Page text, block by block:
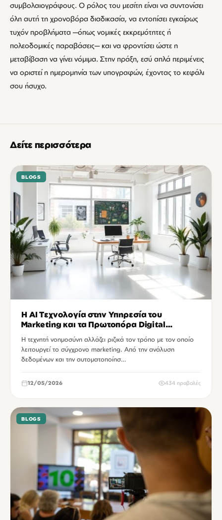
συμβολαιογράφους. Ο ρόλος του μεσίτη είναι να συντονίσει
όλη αυτή τη χρονοβόρα διαδικασία, να εντοπίσει εγκαίρως
τυχόν προβλήματα —όπως νομικές εκκρεμότητες ή
πολεοδομικές παραβάσεις— και να φροντίσει ώστε η
μεταβίβαση να γίνει νόμιμα. Στην πράξη, εσύ απλά περιμένεις
να οριστεί η ημερομηνία των υπογραφών, έχοντας το κεφάλι
σου ήσυχο.
Δείτε περισσότερα
BLOGS
Η AI Τεχνολογία στην Υπηρεσία του
Marketing και τα Πρωτοπόρα Digital
Agencies
Η τεχνητή νοημοσύνη αλλάζει ριζικά τον τρόπο με τον οποίο
λειτουργεί το σύγχρονο marketing. Από την ανάλυση
δεδομένων και την αυτοματοποίησ…
12/05/2026 434 προβολές
BLOGS